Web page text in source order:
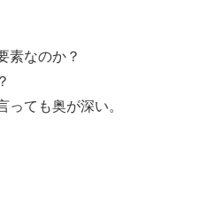
素なのか？
っても奥が深い。